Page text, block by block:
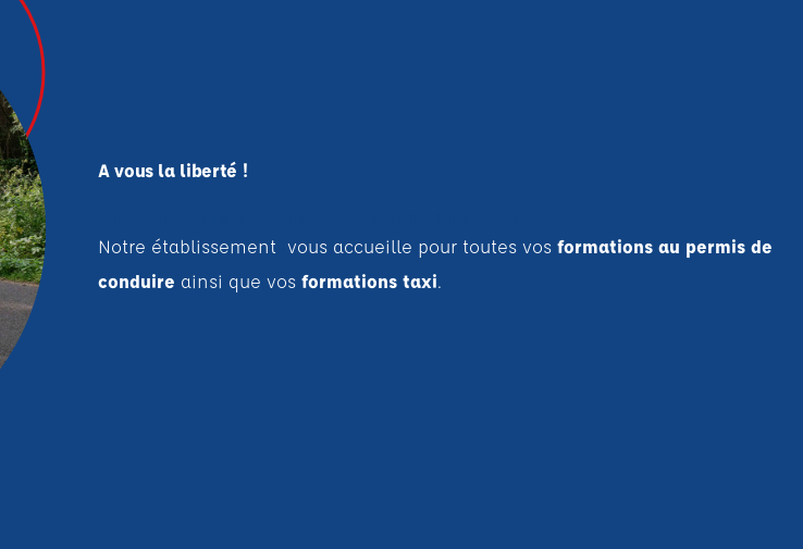
A vous la liberté !
Notre établissement vous accueille pour toutes vos formations au permis de
conduire ainsi que vos formations taxi.